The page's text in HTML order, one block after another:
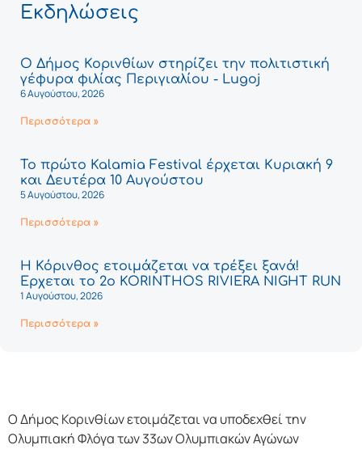
Εκδηλώσεις
Ο Δήμος Κορινθίων στηρίζει την πολιτιστική
γέφυρα φιλίας Περιγιαλίου - Lugoj
6 Αυγούστου, 2026
Περισσότερα »
Το πρώτο Kalamia Festival έρχεται Κυριακή 9
και Δευτέρα 10 Αυγούστου
5 Αυγούστου, 2026
Περισσότερα »
Η Κόρινθος ετοιμάζεται να τρέξει ξανά!
Έρχεται το 2ο KORINTHOS RIVIERA NIGHT RUN
1 Αυγούστου, 2026
Περισσότερα »
Ο Δήμος Κορινθίων ετοιμάζεται να υποδεχθεί την
Ολυμπιακή Φλόγα των 33ων Ολυμπιακών Αγώνων